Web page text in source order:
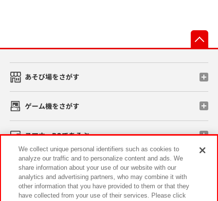
あそび場をさがす
ゲーム機をさがす
スマホ・PCであそぶ
イベント・キャンペーン
We collect unique personal identifiers such as cookies to
analyze our traffic and to personalize content and ads. We
share information about your use of our website with our
analytics and advertising partners, who may combine it with
other information that you have provided to them or that they
have collected from your use of their services. Please click